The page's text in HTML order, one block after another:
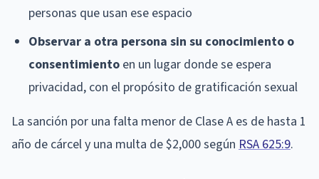
personas que usan ese espacio
Observar a otra persona sin su conocimiento o
consentimiento en un lugar donde se espera
privacidad, con el propósito de gratificación sexual
La sanción por una falta menor de Clase A es de hasta 1
año de cárcel y una multa de $2,000 según RSA 625:9.